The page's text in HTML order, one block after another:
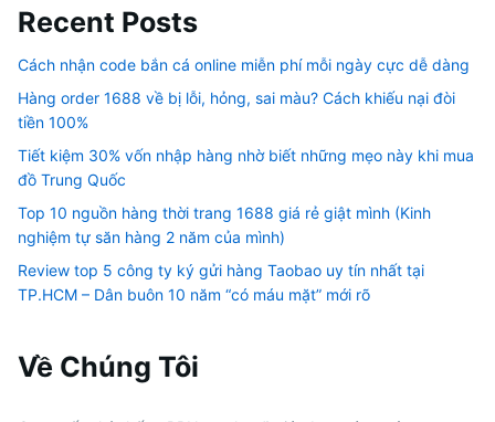
Recent Posts
Cách nhận code bắn cá online miễn phí mỗi ngày cực dễ dàng
Hàng order 1688 về bị lỗi, hỏng, sai màu? Cách khiếu nại đòi
tiền 100%
Tiết kiệm 30% vốn nhập hàng nhờ biết những mẹo này khi mua
đồ Trung Quốc
Top 10 nguồn hàng thời trang 1688 giá rẻ giật mình (Kinh
nghiệm tự săn hàng 2 năm của mình)
Review top 5 công ty ký gửi hàng Taobao uy tín nhất tại
TP.HCM – Dân buôn 10 năm “có máu mặt” mới rõ
Về Chúng Tôi